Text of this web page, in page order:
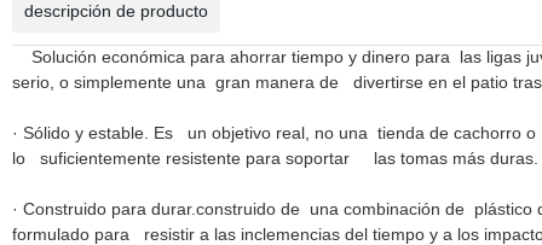
descripción de producto
Solución económica para ahorrar tiempo y dinero para las ligas
serio, o simplemente una gran manera de divertirse en el patio
· Sólido y estable. Es un objetivo real, no una tienda de
lo suficientemente resistente para soportar las tomas más duras.
· Construido para durar.construido de una combinación de
formulado para resistir a las inclemencias del tiempo y a los